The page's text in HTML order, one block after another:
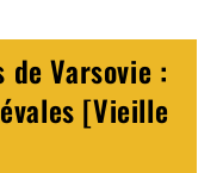
Varsovie :
[Vieille